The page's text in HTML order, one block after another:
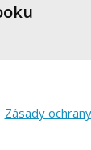
Zásady